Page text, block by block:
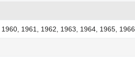
1961, 1962, 1963, 1964, 1965, 1966